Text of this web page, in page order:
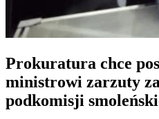
Prokuratura chce
ministrowi zarzuty
podkomisji